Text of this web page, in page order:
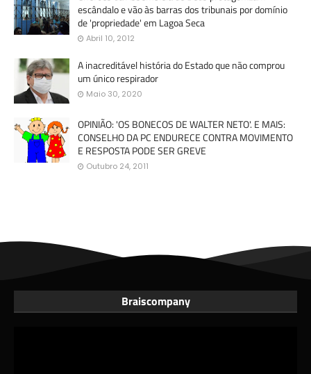
escândalo e vão às barras dos tribunais por domínio
de 'propriedade' em Lagoa Seca
Abril 10, 2012
A inacreditável história do Estado que não comprou
um único respirador
Maio 30, 2020
OPINIÃO: 'OS BONECOS DE WALTER NETO'. E MAIS:
CONSELHO DA PC ENDURECE CONTRA MOVIMENTO
E RESPOSTA PODE SER GREVE
Outubro 24, 2011
Braiscompany